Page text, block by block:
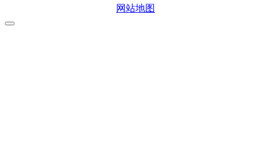
网站地图